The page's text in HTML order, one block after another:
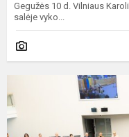
Gegužės 10 d. Vilniaus
salėje vyko...